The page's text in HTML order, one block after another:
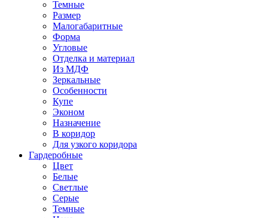
Темные
Размер
Малогабаритные
Форма
Угловые
Отделка и материал
Из МДФ
Зеркальные
Особенности
Купе
Эконом
Назначение
В коридор
Для узкого коридора
Гардеробные
Цвет
Белые
Светлые
Серые
Темные